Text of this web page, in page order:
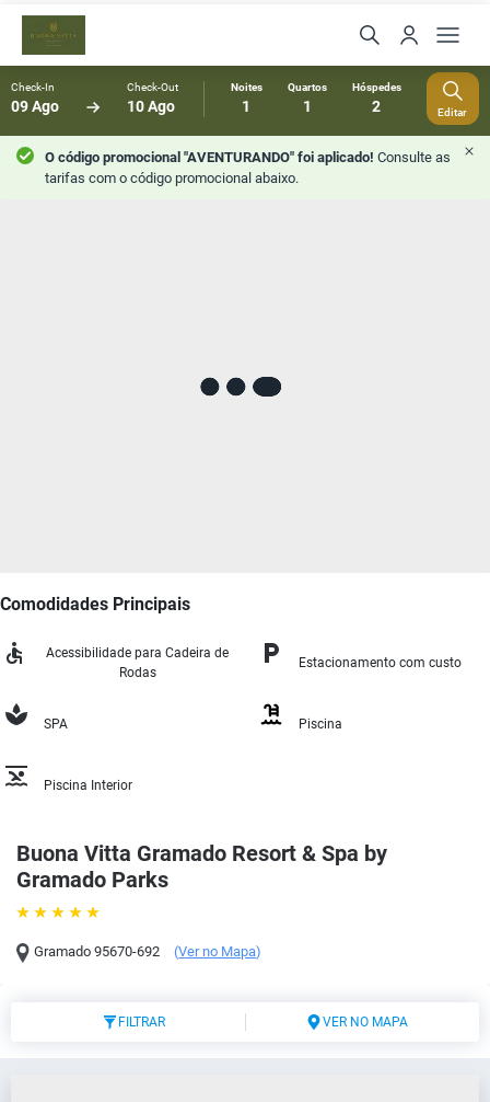
Check-In
09 Ago
Check-Out
10 Ago
Noites
1
Quartos
1
Hóspedes
2 Editar
O código promocional "AVENTURANDO" foi aplicado! Consulte as
tarifas com o código promocional abaixo.
Buona Vitta Gramado Resort & Spa by
Gramado Parks
Gramado 95670-692 (Ver no Mapa)
Comodidades Principais
Acessibilidade para Cadeira de
Rodas
Estacionamento com custo
SPA Piscina
Piscina Interior
FILTRAR VER NO MAPA